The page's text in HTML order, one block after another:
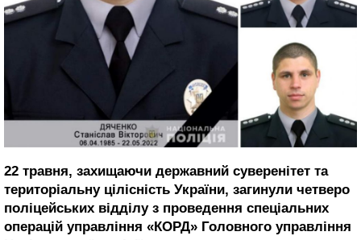
22 травня, захищаючи державний суверенітет та
територіальну цілісність України, загинули четверо
поліцейських відділу з проведення спеціальних
операцій управління «КОРД» Головного управління